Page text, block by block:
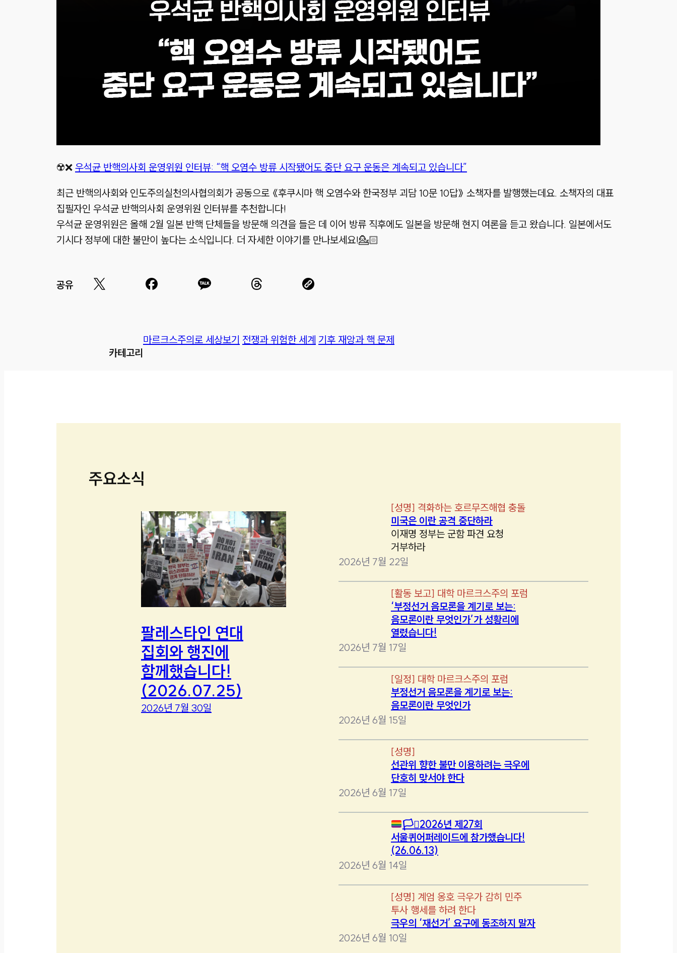
☢️❌ 우석균 반핵의사회 운영위원 인터뷰: “핵 오염수 방류 시작됐어도 중단 요구 운동은 계속되고 있습니다”
최근 반핵의사회와 인도주의실천의사협의회가 공동으로 《후쿠시마 핵 오염수와 한국정부 괴담 10문 10답》 소책자를 발행했는데요. 소책자의 대표
집필자인 우석균 반핵의사회 운영위원 인터뷰를 추천합니다!
우석균 운영위원은 올해 2월 일본 반핵 단체들을 방문해 의견을 들은 데 이어 방류 직후에도 일본을 방문해 현지 여론을 듣고 왔습니다. 일본에서도
기시다 정부에 대한 불만이 높다는 소식입니다. 더 자세한 이야기를 만나보세요!💁🏻
공유
카테고리
마르크스주의로 세상보기 전쟁과 위험한 세계 기후 재앙과 핵 문제
주요소식
팔레스타인 연대
집회와 행진에
함께했습니다!
(2026.07.25)
2026년 7월 30일
[성명] 격화하는 호르무즈해협 충돌
미국은 이란 공격 중단하라
이재명 정부는 군함 파견 요청
거부하라
2026년 7월 22일
[활동 보고] 대학 마르크스주의 포럼
‘부정선거 음모론을 계기로 보는:
음모론이란 무엇인가’가 성황리에
열렸습니다!
2026년 7월 17일
[일정] 대학 마르크스주의 포럼
부정선거 음모론을 계기로 보는:
음모론이란 무엇인가
2026년 6월 15일
[성명]
선관위 향한 불만 이용하려는 극우에
단호히 맞서야 한다
2026년 6월 17일
🏳️‍⚧️2026년 제27회
서울퀴어퍼레이드에 참가했습니다!
(26.06.13)
2026년 6월 14일
[성명] 계엄 옹호 극우가 감히 민주
투사 행세를 하려 한다
극우의 ‘재선거’ 요구에 동조하지 말자
2026년 6월 10일